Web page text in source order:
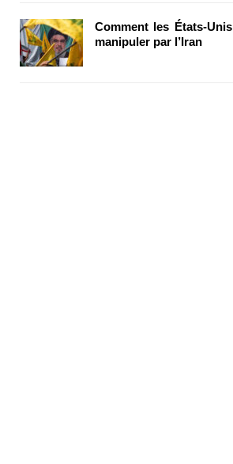
Comment les États-
manipuler par l’Iran